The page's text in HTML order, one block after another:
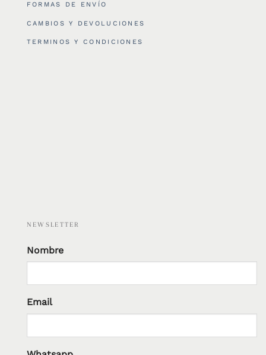
FORMAS DE ENVÍO
CAMBIOS Y DEVOLUCIONES
TERMINOS Y CONDICIONES
NEWSLETTER
Nombre
Email